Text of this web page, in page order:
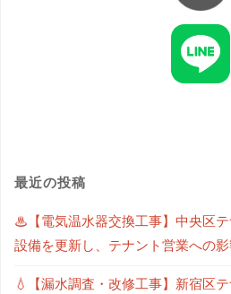
最近の投稿
♨【電気温水器交換工事】中央区
設備を更新し、テナント営業への
💧【漏水調査・改修工事】新宿区